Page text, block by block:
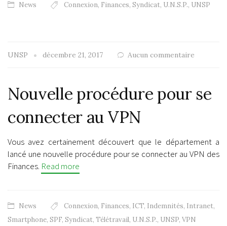
News Connexion, Finances, Syndicat, U.N.S.P., UNSP
UNSP décembre 21, 2017 Aucun commentaire
Nouvelle procédure pour se
connecter au VPN
Vous avez certainement découvert que le département a
lancé une nouvelle procédure pour se connecter au VPN des
Finances. Read more
News Connexion, Finances, ICT, Indemnités, Intranet,
Smartphone, SPF, Syndicat, Télétravail, U.N.S.P., UNSP, VPN